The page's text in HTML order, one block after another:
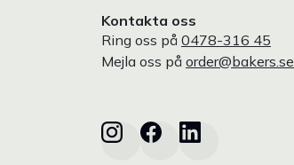
Kontakta oss
Ring oss på 0478-316 45
Mejla oss på order@bakers.se